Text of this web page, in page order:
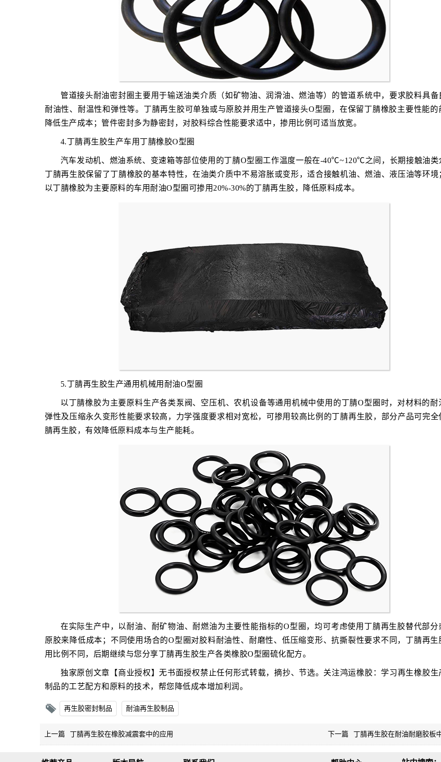
管道接头耐油密封圈主要用于输送油类介质（如矿物油、润滑油、燃油等）的管道系统中，要求胶料具备
耐油性、耐温性和弹性等。丁腈再生胶可单独或与原胶并用生产管道接头O型圈，在保留丁腈橡胶主要性能的
降低生产成本‌；管件密封多为静密封，对胶料综合性能要求适中，掺用比例可适当放宽。
4.丁腈再生胶生产车用丁腈橡胶O型圈
汽车发动机、燃油系统、变速箱等部位使用的丁腈O型圈工作温度一般在-40℃~120℃之间，长期接触油类
丁腈再生胶保留了丁腈橡胶的基本特性，在油类介质中不易溶胀或变形，适合接触机油、燃油、液压油等环境
以丁腈橡胶为主要原料的车用耐油O型圈‌‌可掺用20%-30%的丁腈再生胶，降低原料成本。
5.丁腈再生胶生产通用机械用耐油O型圈
以丁腈橡胶为主要原料生产各类泵阀、空压机、农机设备等通用机械中使用的丁腈O型圈时，对材料的耐
弹性及压缩永久变形性能要求较高，力学强度要求相对宽松，可掺用较高比例的丁腈再生胶，部分产品可完全
腈再生胶，有效降低原料成本与生产能耗。
在实际生产中，以耐油、耐矿物油、耐燃油为主要性能指标的O型圈，均可考虑使用丁腈再生胶替代部分
原胶来降低成本；不同使用场合的O型圈对胶料耐油性、耐磨性、低压缩变形、抗撕裂性要求不同，丁腈再生
用比例不同，后期继续与您分享丁腈再生胶生产各类橡胶O型圈硫化配方。
独家原创文章【商业授权】无书面授权禁止任何形式转载，摘抄、节选。关注鸿运橡胶：学习再生橡胶生
制品的工艺配方和原料的技术，帮您降低成本增加利润。
再生胶密封制品 耐油再生胶制品
上一篇 丁腈再生胶在橡胶减震套中的应用 下一篇 丁腈再生胶在耐油耐磨胶板